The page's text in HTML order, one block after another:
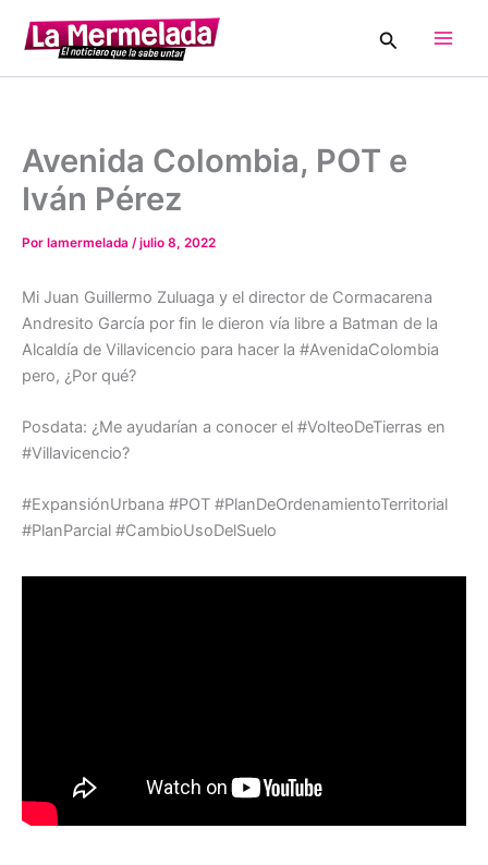
contenido
Buscar
Avenida Colombia, POT e
Iván Pérez
Por lamermelada /julio 8, 2022
Mi Juan Guillermo Zuluaga y el director de Cormacarena
Andresito García por fin le dieron vía libre a Batman de la
Alcaldía de Villavicencio para hacer la #AvenidaColombia
pero, ¿Por qué?
Posdata: ¿Me ayudarían a conocer el #VolteoDeTierras en
#Villavicencio?
#ExpansiónUrbana #POT #PlanDeOrdenamientoTerritorial
#PlanParcial #CambioUsoDelSuelo